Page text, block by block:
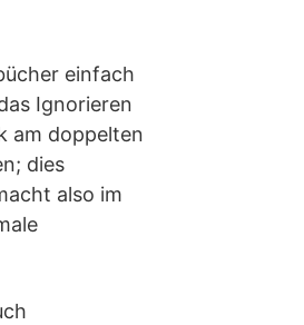
einfach
Ignorieren
am doppelten
dies
also im